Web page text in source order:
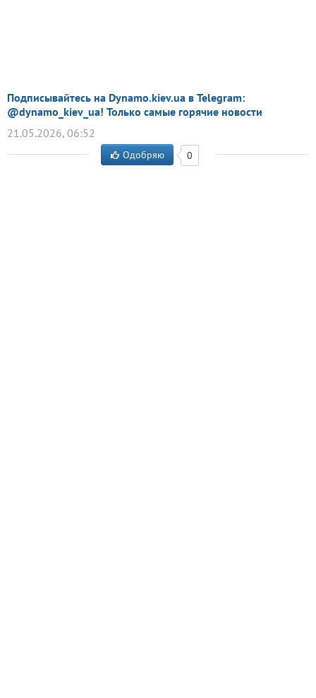
Подписывайтесь на Dynamo.kiev.ua в Telegram:
@dynamo_kiev_ua! Только самые горячие новости
21.05.2026, 06:52
Одобряю 0